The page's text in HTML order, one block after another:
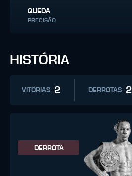
QUEDA
PRECISÃO
HISTÓRIA
VITÓRIAS 2 DERROTAS 2
DERROTA